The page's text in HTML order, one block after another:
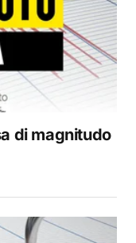
di magnitudo